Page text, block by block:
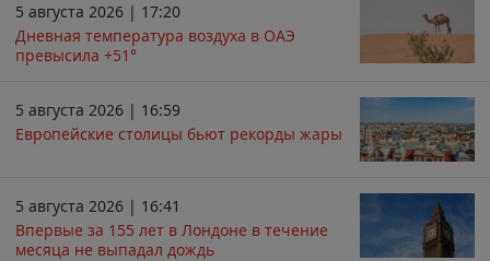
5 августа 2026 | 17:20
Дневная температура воздуха в ОАЭ
превысила +51°
5 августа 2026 | 16:59
Европейские столицы бьют рекорды жары
5 августа 2026 | 16:41
Впервые за 155 лет в Лондоне в течение
месяца не выпадал дождь